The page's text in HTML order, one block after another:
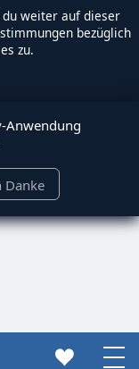
du weiter auf dieser
bezüglich
zu.
Anwendung
Danke